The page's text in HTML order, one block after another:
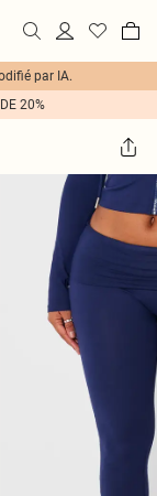
par IA.
20%